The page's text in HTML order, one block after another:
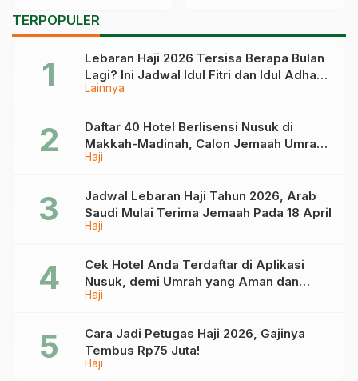
Makkah-Madinah
TERPOPULER
Lainnya
Lebaran Haji 2026 Tersisa Berapa Bulan
Lagi? Ini Jadwal Idul Fitri dan Idul Adha
Tahun Depan
Haji
Daftar 40 Hotel Berlisensi Nusuk di
Makkah-Madinah, Calon Jemaah Umrah
Cek di Sini
Haji
Jadwal Lebaran Haji Tahun 2026, Arab
Saudi Mulai Terima Jemaah Pada 18 April
Haji
Cek Hotel Anda Terdaftar di Aplikasi
Nusuk, demi Umrah yang Aman dan
Tidak Dimanipulasi
Haji
Cara Jadi Petugas Haji 2026, Gajinya
Tembus Rp75 Juta!